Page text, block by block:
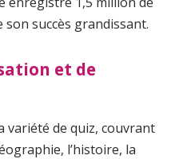
succès grandissant.
et de
variété de quiz, couvrant
l’histoire, la